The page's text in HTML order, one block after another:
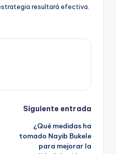
resultará efectiva.
Siguiente entrada
¿Qué medidas ha
tomado Nayib Bukele
para mejorar la